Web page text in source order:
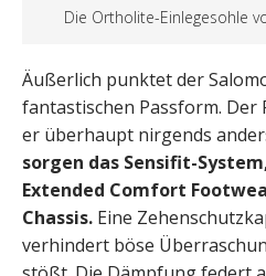
Die Ortholite-Einlegesohle
Äußerlich punktet der
fantastischen Passform. Der
er überhaupt nirgends
sorgen das Sensifit-
Extended Comfort
Chassis. Eine
verhindert böse